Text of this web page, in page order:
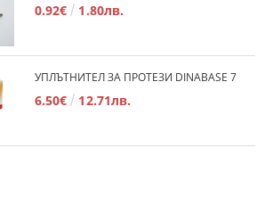
0.92€ 1.80лв.
УПЛЪТНИТЕЛ ЗА ПРОТЕЗИ DINABASE 7
6.50€ 12.71лв.